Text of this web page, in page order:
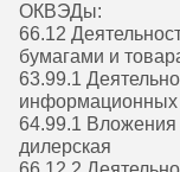
ОКВЭДы:
66.12
бумагами и
63.99.1
информационных
64.99.1 Вложения
дилерская